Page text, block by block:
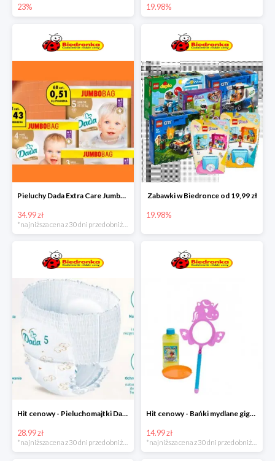
23% 19.98%
Pieluchy Dada Extra Care Jumbo Bag w super cenie
34.99 zł
*najniższa cena z 30 dni przed obniżką
Zabawki w Biedronce od 19,99 zł
19.98%
Hit cenowy - Pieluchomajtki Dada Pants
28.99 zł
Hit cenowy - Bańki mydlane gigant lub płyn uzupełniający
14.99 zł